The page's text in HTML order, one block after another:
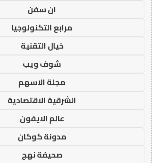
ان سفن
مرابع التكنولوجيا
خيال التقنية
شوف ويب
مجلة الاسهم
الشرقية الاقتصادية
عالم الايفون
مدونة كوكان
صحيفة نهج